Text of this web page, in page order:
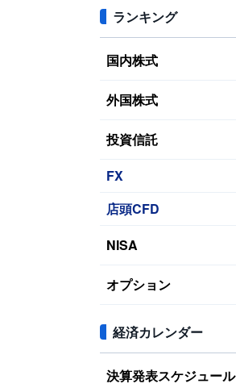
ランキング
国内株式
外国株式
投資信託
FX
店頭CFD
NISA
オプション
経済カレンダー
決算発表スケジュール